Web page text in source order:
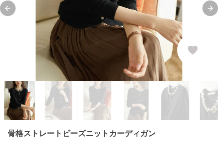
Previous slide
骨格ストレートビーズニットカーディガン